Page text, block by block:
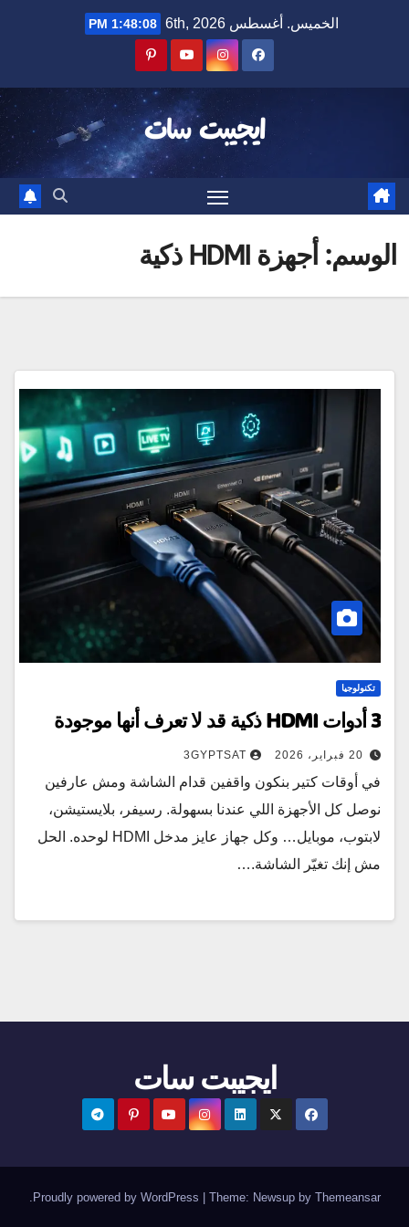
الخميس. أغسطس 6th, 2026 1:48:08 PM
ايجيبت سات
الوسم:أجهزة HDMI ذكية
تكنولوجيا
3 أدوات HDMI ذكية قد لا تعرف أنها موجودة
20 فبراير، 2026 3GYPTSAT
في أوقات كتير بنكون واقفين قدام الشاشة ومش عارفين
نوصل كل الأجهزة اللي عندنا بسهولة. رسيفر، بلايستيشن،
لابتوب، موبايل… وكل جهاز عايز مدخل HDMI لوحده. الحل
مش إنك تغيّر الشاشة.…
ايجيبت سات
Proudly powered by WordPress Theme: Newsupby Themeansar